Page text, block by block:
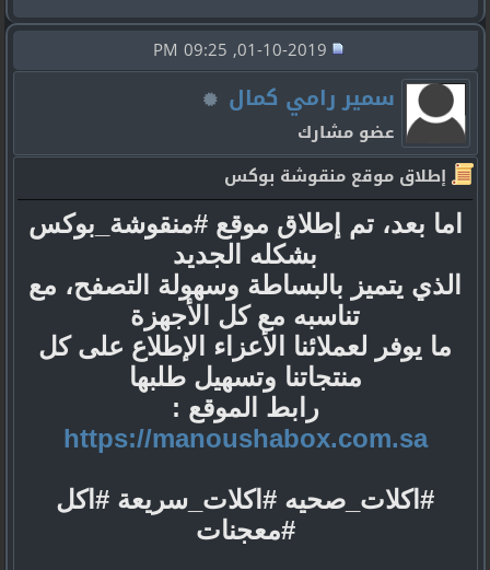
سمير رامي كمال
عضو مشارك
إطلاق موقع منقوشة بوكس
اما بعد، تم إطلاق موقع #منقوشة_بوكس
بشكله الجديد
الذي يتميز بالبساطة وسهولة التصفح، مع
تناسبه مع كل الأجهزة
ما يوفر لعملائنا الأعزاء الإطلاع على كل
منتجاتنا وتسهيل طلبها
رابط الموقع :
https://manoushabox.com.sa
#اكلات_صحيه #اكلات_سريعة #اكل
#معجنات